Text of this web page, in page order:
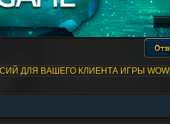
ДЛЯ ВАШЕГО КЛИЕНТА ИГРЫ WOW